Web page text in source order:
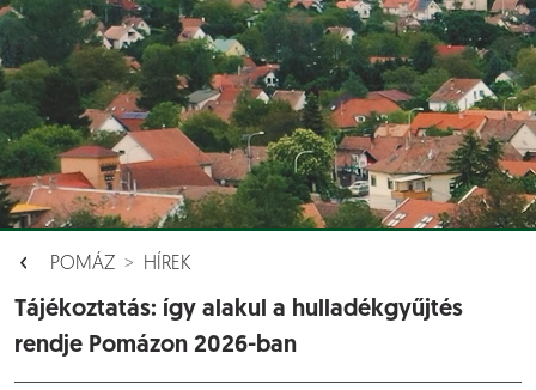
POMÁZ HÍREK
Tájékoztatás: így alakul a hulladékgyűjtés
rendje Pomázon 2026-ban
Események []
Dokumentumok [ ]
Aloldalak []